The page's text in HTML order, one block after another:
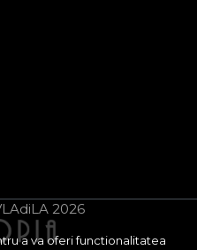
a va oferi functionalitatea
2026